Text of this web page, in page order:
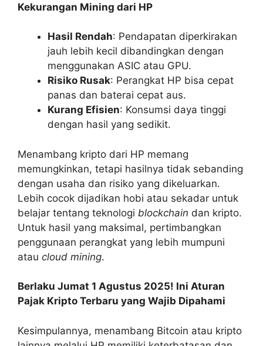
Kekurangan Mining dari HP
Hasil Rendah: Pendapatan diperkirakan
jauh lebih kecil dibandingkan dengan
menggunakan ASIC atau GPU.
Risiko Rusak: Perangkat HP bisa cepat
panas dan baterai cepat aus.
Kurang Efisien: Konsumsi daya tinggi
dengan hasil yang sedikit.
Menambang kripto dari HP memang
memungkinkan, tetapi hasilnya tidak sebanding
dengan usaha dan risiko yang dikeluarkan.
Lebih cocok dijadikan hobi atau sekadar untuk
belajar tentang teknologi blockchain dan kripto.
Untuk hasil yang maksimal, pertimbangkan
penggunaan perangkat yang lebih mumpuni
atau cloud mining.
Berlaku Jumat 1 Agustus 2025! Ini Aturan
Pajak Kripto Terbaru yang Wajib Dipahami
Kesimpulannya, menambang Bitcoin atau kripto